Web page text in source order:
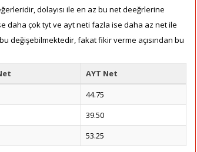
dolayısı ile en az bu net deeğrlerine
daha çok tyt ve ayt neti fazla ise daha az net ile
değişebilmektedir, fakat fikir verme açısından bu
AYT Net
44.75
39.50
53.25